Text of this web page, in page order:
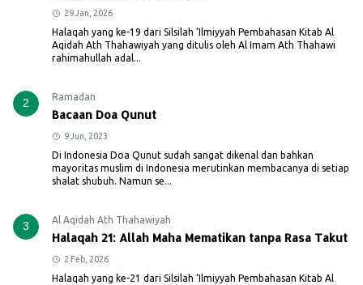
29 Jan, 2026
Halaqah yang ke-19 dari Silsilah ‘Ilmiyyah Pembahasan Kitab Al
Aqidah Ath Thahawiyah yang ditulis oleh Al Imam Ath Thahawi
rahimahullah adal...
2 Ramadan
Bacaan Doa Qunut
9 Jun, 2023
Di Indonesia Doa Qunut sudah sangat dikenal dan bahkan
mayoritas muslim di Indonesia merutinkan membacanya di setiap
shalat shubuh. Namun se...
3 Al Aqidah Ath Thahawiyah
Halaqah 21: Allah Maha Mematikan tanpa Rasa Takut
2 Feb, 2026
Halaqah yang ke-21 dari Silsilah ‘Ilmiyyah Pembahasan Kitab Al